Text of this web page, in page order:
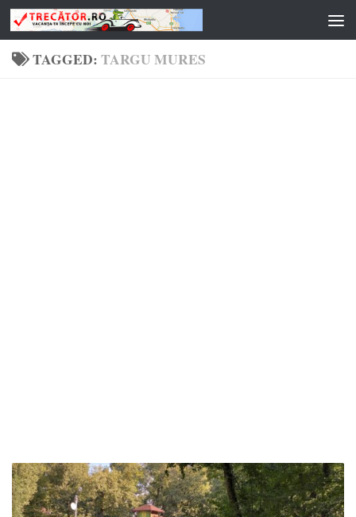
Skip to content
TAGGED:TARGU MURES